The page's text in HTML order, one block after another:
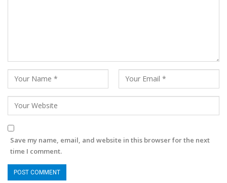
Save my name, email, and website in this browser for the next
time I comment.